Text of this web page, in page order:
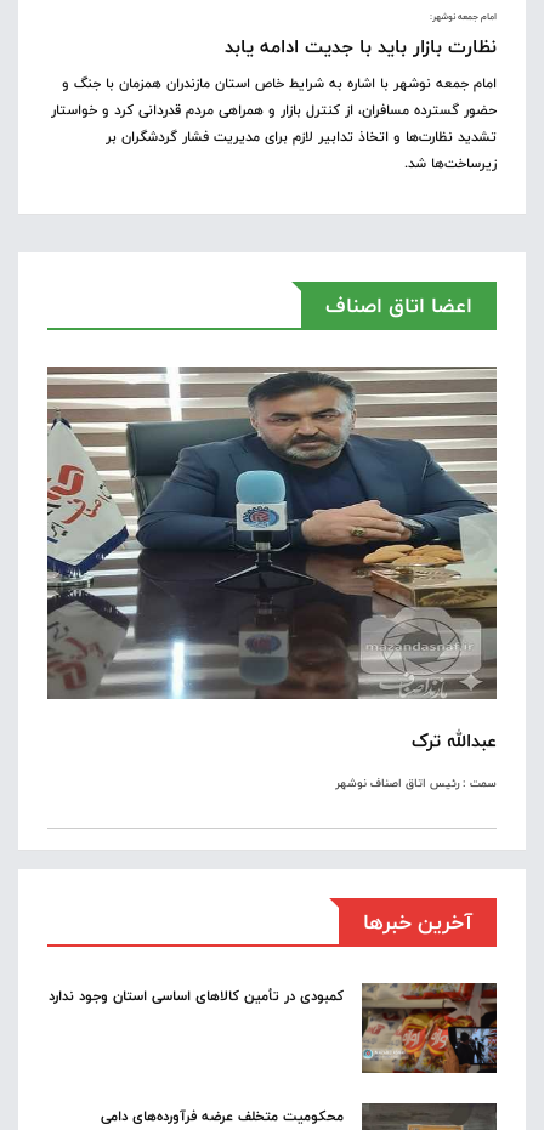
امام جمعه نوشهر:
نظارت بازار باید با جدیت ادامه یابد
امام جمعه نوشهر با اشاره به شرایط خاص استان مازندران همزمان با جنگ و
حضور گسترده مسافران، از کنترل بازار و همراهی مردم قدردانی کرد و خواستار
تشدید نظارت‌ها و اتخاذ تدابیر لازم برای مدیریت فشار گردشگران بر
زیرساخت‌ها شد.
اعضا اتاق اصناف
عبدالله ترک
سمت : رئیس اتاق اصناف نوشهر
آخرین خبرها
کمبودی در تأمین کالاهای اساسی استان وجود ندارد
محکومیت متخلف عرضه فرآورده‌های دامی